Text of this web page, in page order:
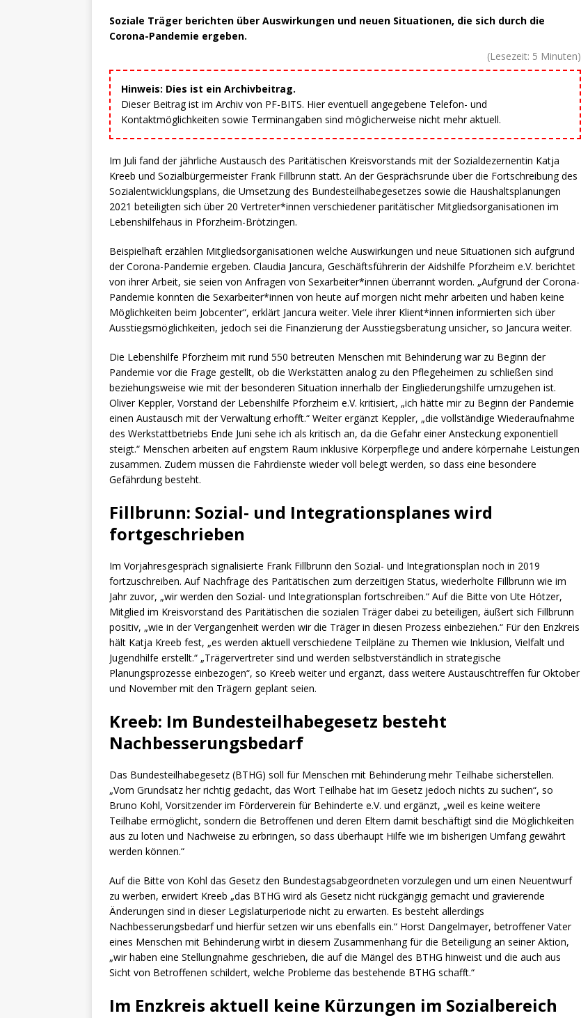
Soziale Träger berichten über Auswirkungen und neuen Situationen, die sich durch die
Corona-Pandemie ergeben.
(Lesezeit: 5 Minuten)
Hinweis: Dies ist ein Archivbeitrag.
Dieser Beitrag ist im Archiv von PF-BITS. Hier eventuell angegebene Telefon- und
Kontaktmöglichkeiten sowie Terminangaben sind möglicherweise nicht mehr aktuell.
Im Juli fand der jährliche Austausch des Paritätischen Kreisvorstands mit der Sozialdezernentin Katja
Kreeb und Sozialbürgermeister Frank Fillbrunn statt. An der Gesprächsrunde über die Fortschreibung des
Sozialentwicklungsplans, die Umsetzung des Bundesteilhabegesetzes sowie die Haushaltsplanungen
2021 beteiligten sich über 20 Vertreter*innen verschiedener paritätischer Mitgliedsorganisationen im
Lebenshilfehaus in Pforzheim-Brötzingen.
Beispielhaft erzählen Mitgliedsorganisationen welche Auswirkungen und neue Situationen sich aufgrund
der Corona-Pandemie ergeben. Claudia Jancura, Geschäftsführerin der Aidshilfe Pforzheim e.V. berichtet
von ihrer Arbeit, sie seien von Anfragen von Sexarbeiter*innen überrannt worden. „Aufgrund der Corona-
Pandemie konnten die Sexarbeiter*innen von heute auf morgen nicht mehr arbeiten und haben keine
Möglichkeiten beim Jobcenter“, erklärt Jancura weiter. Viele ihrer Klient*innen informierten sich über
Ausstiegsmöglichkeiten, jedoch sei die Finanzierung der Ausstiegsberatung unsicher, so Jancura weiter.
Die Lebenshilfe Pforzheim mit rund 550 betreuten Menschen mit Behinderung war zu Beginn der
Pandemie vor die Frage gestellt, ob die Werkstätten analog zu den Pflegeheimen zu schließen sind
beziehungsweise wie mit der besonderen Situation innerhalb der Eingliederungshilfe umzugehen ist.
Oliver Keppler, Vorstand der Lebenshilfe Pforzheim e.V. kritisiert, „ich hätte mir zu Beginn der Pandemie
einen Austausch mit der Verwaltung erhofft.“ Weiter ergänzt Keppler, „die vollständige Wiederaufnahme
des Werkstattbetriebs Ende Juni sehe ich als kritisch an, da die Gefahr einer Ansteckung exponentiell
steigt.“ Menschen arbeiten auf engstem Raum inklusive Körperpflege und andere körpernahe Leistungen
zusammen. Zudem müssen die Fahrdienste wieder voll belegt werden, so dass eine besondere
Gefährdung besteht.
Fillbrunn: Sozial- und Integrationsplanes wird
fortgeschrieben
Im Vorjahresgespräch signalisierte Frank Fillbrunn den Sozial- und Integrationsplan noch in 2019
fortzuschreiben. Auf Nachfrage des Paritätischen zum derzeitigen Status, wiederholte Fillbrunn wie im
Jahr zuvor, „wir werden den Sozial- und Integrationsplan fortschreiben.“ Auf die Bitte von Ute Hötzer,
Mitglied im Kreisvorstand des Paritätischen die sozialen Träger dabei zu beteiligen, äußert sich Fillbrunn
positiv, „wie in der Vergangenheit werden wir die Träger in diesen Prozess einbeziehen.“ Für den Enzkreis
hält Katja Kreeb fest, „es werden aktuell verschiedene Teilpläne zu Themen wie Inklusion, Vielfalt und
Jugendhilfe erstellt.“ „Trägervertreter sind und werden selbstverständlich in strategische
Planungsprozesse einbezogen“, so Kreeb weiter und ergänzt, dass weitere Austauschtreffen für Oktober
und November mit den Trägern geplant seien.
Kreeb: Im Bundesteilhabegesetz besteht
Nachbesserungsbedarf
Das Bundesteilhabegesetz (BTHG) soll für Menschen mit Behinderung mehr Teilhabe sicherstellen.
„Vom Grundsatz her richtig gedacht, das Wort Teilhabe hat im Gesetz jedoch nichts zu suchen“, so
Bruno Kohl, Vorsitzender im Förderverein für Behinderte e.V. und ergänzt, „weil es keine weitere
Teilhabe ermöglicht, sondern die Betroffenen und deren Eltern damit beschäftigt sind die Möglichkeiten
aus zu loten und Nachweise zu erbringen, so dass überhaupt Hilfe wie im bisherigen Umfang gewährt
werden können.“
Auf die Bitte von Kohl das Gesetz den Bundestagsabgeordneten vorzulegen und um einen Neuentwurf
zu werben, erwidert Kreeb „das BTHG wird als Gesetz nicht rückgängig gemacht und gravierende
Änderungen sind in dieser Legislaturperiode nicht zu erwarten. Es besteht allerdings
Nachbesserungsbedarf und hierfür setzen wir uns ebenfalls ein.“ Horst Dangelmayer, betroffener Vater
eines Menschen mit Behinderung wirbt in diesem Zusammenhang für die Beteiligung an seiner Aktion,
„wir haben eine Stellungnahme geschrieben, die auf die Mängel des BTHG hinweist und die auch aus
Sicht von Betroffenen schildert, welche Probleme das bestehende BTHG schafft.“
Im Enzkreis aktuell keine Kürzungen im Sozialbereich